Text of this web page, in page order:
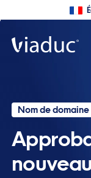
Nom de domaine